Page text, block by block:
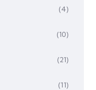
(4)
(10)
(21)
(11)